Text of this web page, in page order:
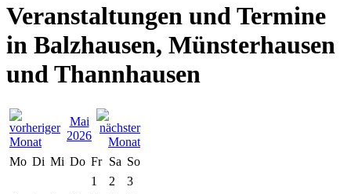
Veranstaltungen und Termine
in Balzhausen, Münsterhausen
und Thannhausen
Mai
2026
Mo Di Mi Do Fr Sa So
1
2
3